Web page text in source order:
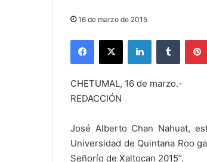
16 de marzo de 2015
Facebook
X LinkedInTumblr
CHETUMAL, 16 de marzo.-
REDACCIÓN
José Alberto Chan Nahuat,
Universidad de Quintana Roo
Señorío de Xaltocan 2015”.